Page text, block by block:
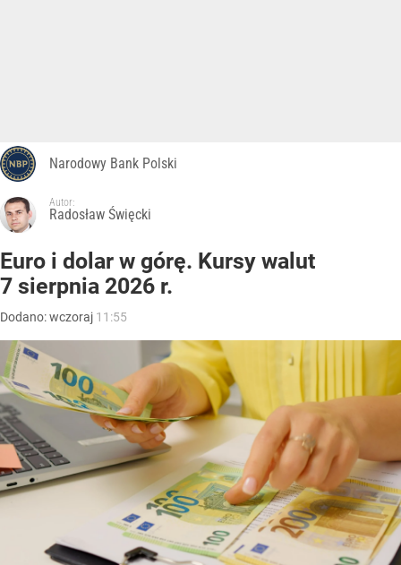
Narodowy Bank Polski
Autor:
Radosław Święcki
Euro i dolar w górę. Kursy walut
7 sierpnia 2026 r.
Dodano:wczoraj 11:55